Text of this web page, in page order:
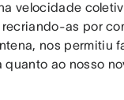
velocidade
as por
nos permitiu
ao nosso